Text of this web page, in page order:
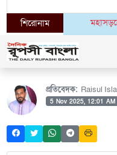
শিরোনাম মহাসড়কে
প্রতিবেদক: Raisul
5 Nov 2025, 12:01 AM